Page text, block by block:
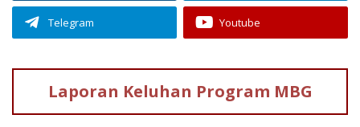
Telegram Youtube
Laporan Keluhan Program MBG